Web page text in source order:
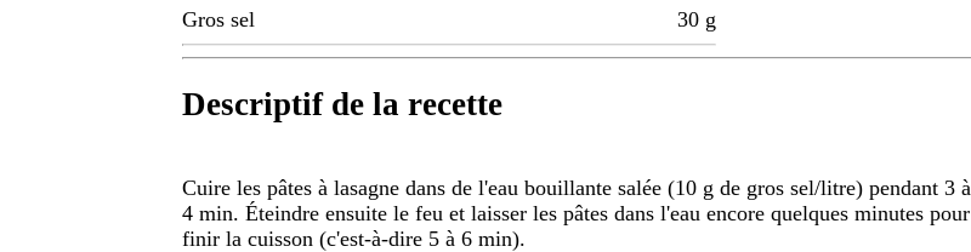
Gros sel 30 g
Descriptif de la recette
Cuire les pâtes à lasagne dans de l'eau bouillante salée (10 g de gros sel/litre) pendant 3 à
4 min. Éteindre ensuite le feu et laisser les pâtes dans l'eau encore quelques minutes pour
finir la cuisson (c'est-à-dire 5 à 6 min).